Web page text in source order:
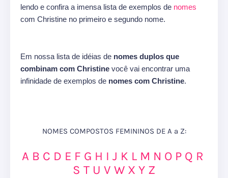
lendo e confira a imensa lista de exemplos de nomes
com Christine no primeiro e segundo nome.
Em nossa lista de idéias de nomes duplos que
combinam com Christine você vai encontrar uma
infinidade de exemplos de nomes com Christine.
NOMES COMPOSTOS FEMININOS DE A a Z:
A B C D E F G H I J K L M N O P Q R
S T U V W X Y Z